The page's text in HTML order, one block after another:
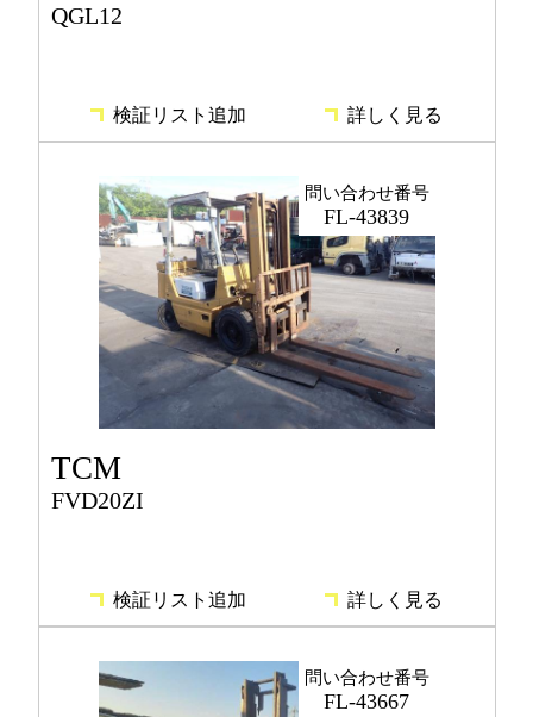
QGL12
検証リスト追加 詳しく見る
問い合わせ番号
FL-43839
TCM
FVD20ZI
検証リスト追加 詳しく見る
問い合わせ番号
FL-43667